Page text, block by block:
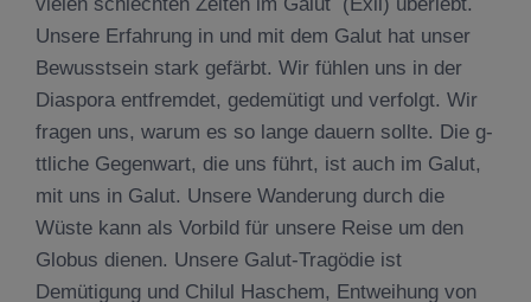
Unsere Erfahrung in und mit dem Galut hat unser
Bewusstsein stark gefärbt. Wir fühlen uns in der
Diaspora entfremdet, gedemütigt und verfolgt. Wir
fragen uns, warum es so lange dauern sollte. Die g-
ttliche Gegenwart, die uns führt, ist auch im Galut,
mit uns in Galut. Unsere Wanderung durch die
Wüste kann als Vorbild für unsere Reise um den
Globus dienen. Unsere Galut-Tragödie ist
Demütigung und Chilul Haschem, Entweihung von